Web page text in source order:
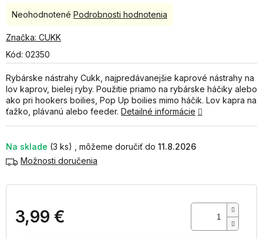
Kód: 02350
Na sklade (3 ks)
11.8.2026
Možnosti doručenia
3,99 €
Rybárske nástrahy Cukk, najpredávanejšie kaprové nástrahy na
lov kaprov, bielej ryby. Použitie priamo na rybárske háčiky alebo
ako pri hookers boilies, Pop Up boilies mimo háčik. Lov kapra na
ťažko, plávanú alebo feeder. Detailné informácie
Priemerné
produktu
0,0
5
hviezdičiek.
Neohodnotené Podrobnosti hodnotenia
Značka: CUKK